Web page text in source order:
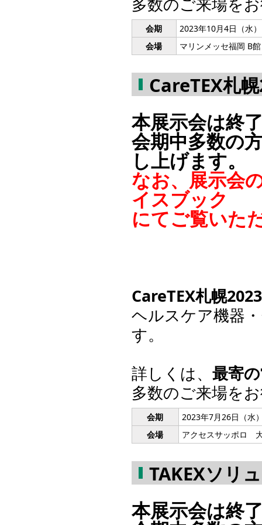
会期
2023年10月4日（水
会場
マリンメッセ福岡 B
CareTEX札
本展示会は終
会期中多数の
し上げます。
なお、展示会
イスブック
にてご覧いた
CareTEX札幌2023
ヘルスケア機器
す。
詳しくは、 最寄
多数のご来場を
会期
2023年7月26日（水
会場
アクセスサッポロ
TAKEXソリ
本展示会は終